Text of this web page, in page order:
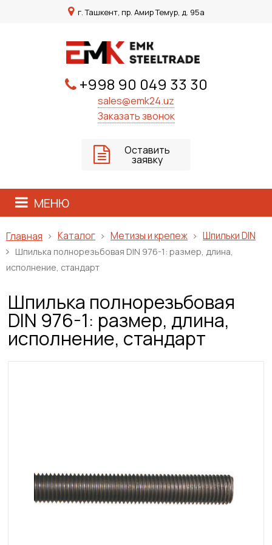
г. Ташкент, пр. Амир Темур, д. 95а
+998 90 049 33 30
sales@emk24.uz
Заказать звонок
Оставить
заявку
МЕНЮ
Главная Каталог Метизы и крепеж Шпильки DIN
Шпилька полнорезьбовая DIN 976-1: размер, длина,
исполнение, стандарт
Шпилька полнорезьбовая
DIN 976-1: размер, длина,
исполнение, стандарт